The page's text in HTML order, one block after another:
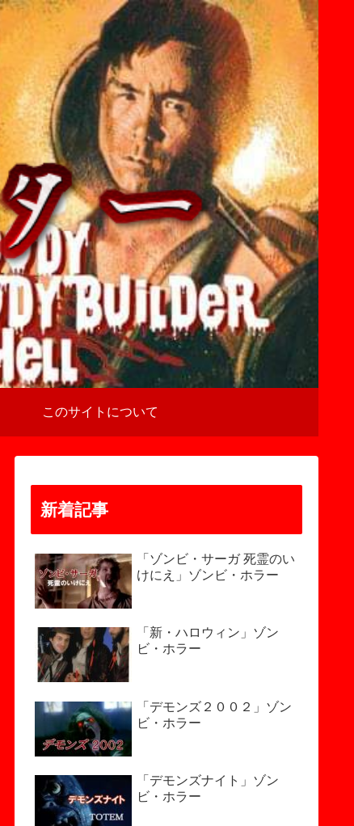
このサイトについて
新着記事
「ゾンビ・サーガ 死霊のい
けにえ」ゾンビ・ホラー
「新・ハロウィン」ゾン
ビ・ホラー
「デモンズ２００２」ゾン
ビ・ホラー
「デモンズナイト」ゾン
ビ・ホラー